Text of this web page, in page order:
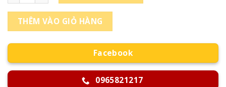
THÊM VÀO GIỎ HÀNG
Facebook
0965821217